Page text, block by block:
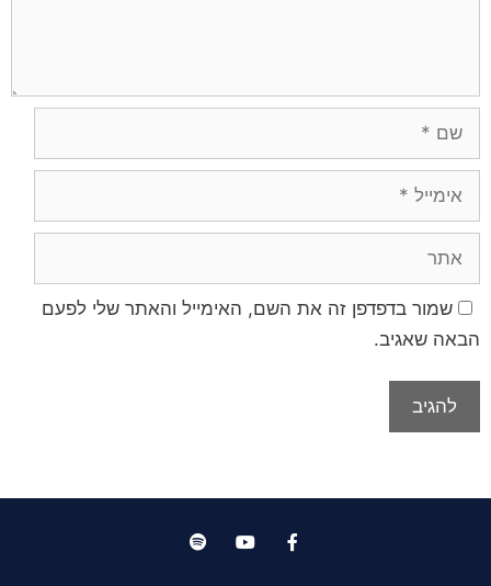
שמור בדפדפן זה את השם, האימייל והאתר שלי לפעם
הבאה שאגיב.